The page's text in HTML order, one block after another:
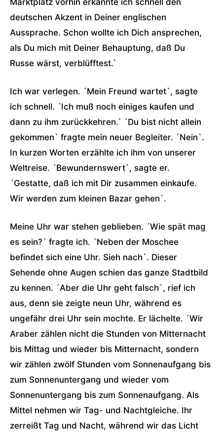
Marktplatz vorhin erkannte ich schnell den
deutschen Akzent in Deiner englischen
Aussprache. Schon wollte ich Dich ansprechen,
als Du mich mit Deiner Behauptung, daß Du
Russe wärst, verblüfftest.`
Ich war verlegen. ´Mein Freund wartet`, sagte
ich schnell. ´Ich muß noch einiges kaufen und
dann zu ihm zurückkehren.` ´Du bist nicht allein
gekommen` fragte mein neuer Begleiter. ´Nein`.
In kurzen Worten erzählte ich ihm von unserer
Weltreise. ´Bewundernswert`, sagte er.
´Gestatte, daß ich mit Dir zusammen einkaufe.
Wir werden zum kleinen Bazar gehen`.
Meine Uhr war stehen geblieben. ´Wie spät mag
es sein?` fragte ich. ´Neben der Moschee
befindet sich eine Uhr. Sieh nach`. Dieser
Sehende ohne Augen schien das ganze Stadtbild
zu kennen. ´Aber die Uhr geht falsch`, rief ich
aus, denn sie zeigte neun Uhr, während es
ungefähr drei Uhr sein mochte. Er lächelte. ´Wir
Araber zählen nicht die Stunden von Mitternacht
bis Mittag und wieder bis Mitternacht, sondern
wir zählen zwölf Stunden vom Sonnenaufgang bis
zum Sonnenuntergang und wieder vom
Sonnenuntergang bis zum Sonnenaufgang. Als
Mittel nehmen wir Tag- und Nachtgleiche. Ihr
zerreißt Tag und Nacht, während wir das Licht